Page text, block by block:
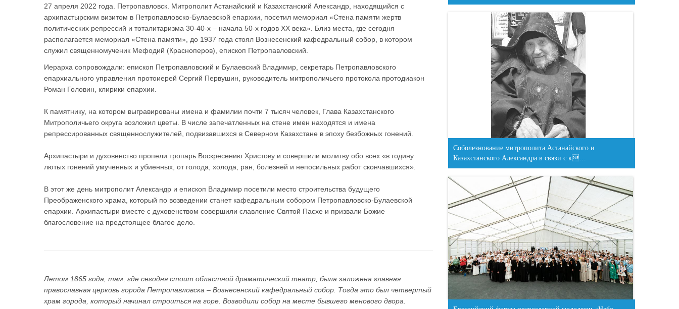
27 апреля 2022 года. Петропавловск. Митрополит Астанайский и Казахстанский Александр, находящийся с
архипастырским визитом в Петропавловско-Булаевской епархии, посетил мемориал «Стена памяти жертв
политических репрессий и тоталитаризма 30-40-х – начала 50-х годов XX века». Близ места, где сегодня
располагается мемориал «Стена памяти», до 1937 года стоял Вознесенский кафедральный собор, в котором
служил священномученик Мефодий (Красноперов), епископ Петропавловский.
Иерарха сопровождали: епископ Петропавловский и Булаевский Владимир, секретарь Петропавловского
епархиального управления протоиерей Сергий Первушин, руководитель митрополичьего протокола протодиакон
Роман Головин, клирики епархии.
К памятнику, на котором выгравированы имена и фамилии почти 7 тысяч человек, Глава Казахстанского
Митрополичьего округа возложил цветы. В числе запечатленных на стене имен находятся и имена
репрессированных священнослужителей, подвизавшихся в Северном Казахстане в эпоху безбожных гонений.
Архипастыри и духовенство пропели тропарь Воскресению Христову и совершили молитву обо всех «в годину
лютых гонений умученных и убиенных, от голода, холода, ран, болезней и непосильных работ скончавшихся».
В этот же день митрополит Александр и епископ Владимир посетили место строительства будущего
Преображенского храма, который по возведении станет кафедральным собором Петропавловско-Булаевской
епархии. Архипастыри вместе с духовенством совершили славление Святой Пасхе и призвали Божие
благословение на предстоящее благое дело.
Летом 1865 года, там, где сегодня стоит областной драматический театр, была заложена главная
православная церковь города Петропавловска – Вознесенский кафедральный собор. Тогда это был четвертый
храм города, который начинал строиться на горе. Возводили собор на месте бывшего менового двора.
Соболезнование митрополита Астанайского и
Казахстанского Александра в связи с к…